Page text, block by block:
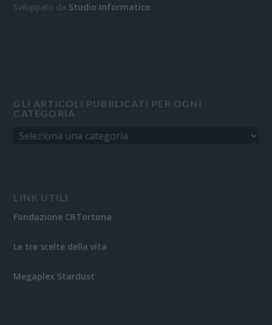
Sviluppato da Studio Informatico
GLI ARTICOLI PUBBLICATI PER OGNI
CATEGORIA
LINK UTILI
Fondazione CRTortona
Le tre scelte della vita
Megaplex Stardust